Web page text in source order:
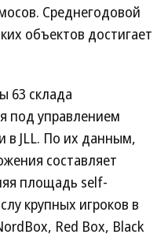
Среднегодовой
объектов достигает
63 склада
под управлением
в JLL. По их данным,
составляет
площадь self-
крупных игроков в
Red Box, Black